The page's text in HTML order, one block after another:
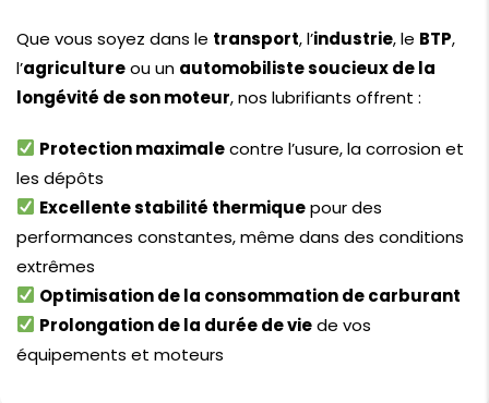
Que vous soyez dans le transport, l’industrie, le BTP,
l’agricultureou un automobiliste soucieux de la
longévité de son moteur, nos lubrifiants offrent :
Protection maximalecontre l’usure, la corrosion et
les dépôts
Excellente stabilité thermiquepour des
performances constantes, même dans des conditions
extrêmes
Optimisation de la consommation de carburant
Prolongation de la durée de viede vos
équipements et moteurs